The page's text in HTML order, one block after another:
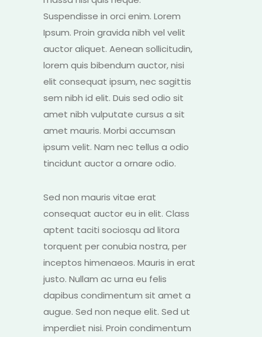
Suspendisse in orci enim. Lorem
Ipsum. Proin gravida nibh vel velit
auctor aliquet. Aenean sollicitudin,
lorem quis bibendum auctor, nisi
elit consequat ipsum, nec sagittis
sem nibh id elit. Duis sed odio sit
amet nibh vulputate cursus a sit
amet mauris. Morbi accumsan
ipsum velit. Nam nec tellus a odio
tincidunt auctor a ornare odio.
Sed non mauris vitae erat
consequat auctor eu in elit. Class
aptent taciti sociosqu ad litora
torquent per conubia nostra, per
inceptos himenaeos. Mauris in erat
justo. Nullam ac urna eu felis
dapibus condimentum sit amet a
augue. Sed non neque elit. Sed ut
imperdiet nisi. Proin condimentum